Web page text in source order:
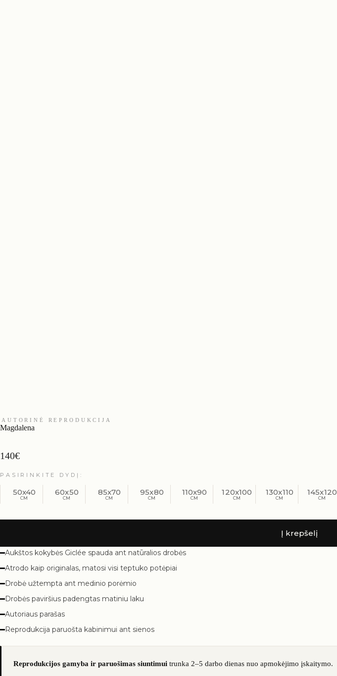
AUTORINĖ REPRODUKCIJA
Magdalena
140€
PASIRINKITE DYDĮ
50x40 60x50 85x70 95x80 110x90 120x100 130x110 145x120
Į krepšelį
Aukštos kokybės Giclée spauda ant natūralios drobės
Atrodo kaip originalas, matosi visi teptuko potėpiai
Drobė užtempta ant medinio porėmio
Drobės paviršius padengtas matiniu laku
Autoriaus parašas
Reprodukcija paruošta kabinimui ant sienos
Reprodukcijos gamyba ir paruošimas siuntimui trunka 2–5 darbo dienas nuo apmokėjimo įskaitymo.